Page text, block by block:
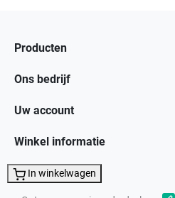
Producten
Ons bedrijf
Uw account
Winkel informatie
In winkelwagen